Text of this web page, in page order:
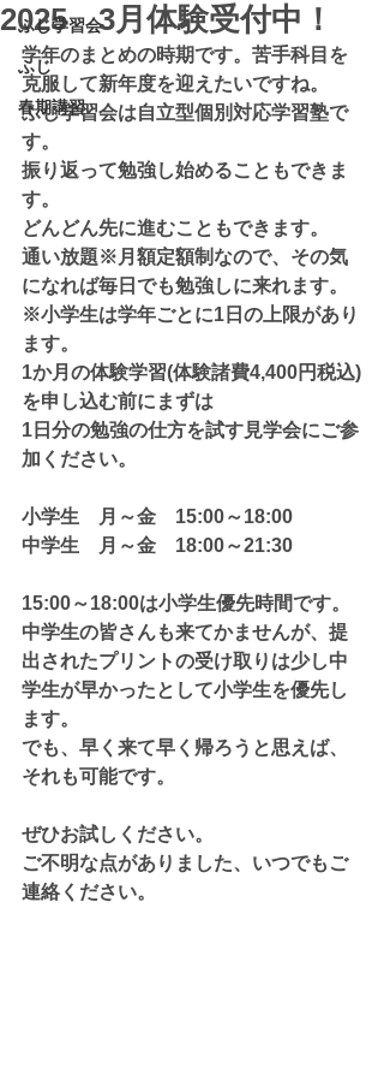
ふじ学習会
ふじ
春期講習
2025 3月体験受付中！
学年のまとめの時期です。苦手科目を
克服して新年度を迎えたいですね。
ふじ学習会は自立型個別対応学習塾で
す。
振り返って勉強し始めることもできま
す。
どんどん先に進むこともできます。
通い放題※月額定額制なので、その気
になれば毎日でも勉強しに来れます。
※小学生は学年ごとに1日の上限があり
ます。
1か月の体験学習(体験諸費4,400円税込)
を申し込む前にまずは
1日分の勉強の仕方を試す見学会にご参
加ください。
小学生　月～金　15:00～18:00
中学生　月～金　18:00～21:30
15:00～18:00は小学生優先時間です。
中学生の皆さんも来てかませんが、提
出されたプリントの受け取りは少し中
学生が早かったとして小学生を優先し
ます。
でも、早く来て早く帰ろうと思えば、
それも可能です。
ぜひお試しください。
ご不明な点がありました、いつでもご
連絡ください。